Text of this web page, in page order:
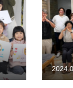
2024.08.12